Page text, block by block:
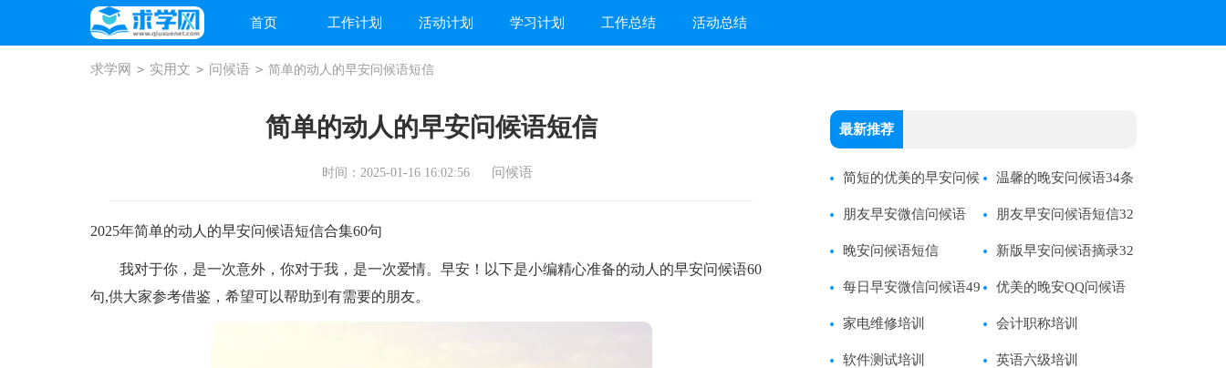
首页 工作计划 活动计划 学习计划 工作总结 活动总结
求学网 > 实用文 > 问候语 > 简单的动人的早安问候语短信
简单的动人的早安问候语短信
时间：2025-01-16 16:02:56 问候语
2025年简单的动人的早安问候语短信合集60句
我对于你，是一次意外，你对于我，是一次爱情。早安！以下是小编精心准备的动人的早安问候语60
句,供大家参考借鉴，希望可以帮助到有需要的朋友。
最新推荐
简短的优美的早安问候
语
温馨的晚安问候语34条
朋友早安微信问候语 朋友早安问候语短信32
条
晚安问候语短信 新版早安问候语摘录32
条
每日早安微信问候语49
条
优美的晚安QQ问候语
33条
家电维修培训 会计职称培训
软件测试培训 英语六级培训